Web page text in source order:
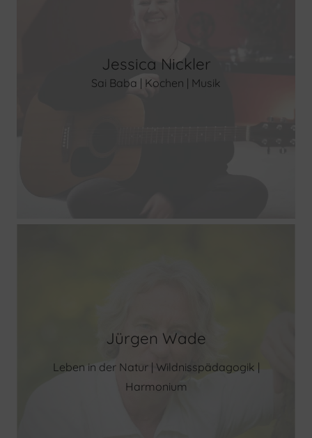
Jessica Nickler
Sai Baba | Kochen | Musik
Jürgen Wade
Leben in der Natur | Wildnisspädagogik |
Harmonium